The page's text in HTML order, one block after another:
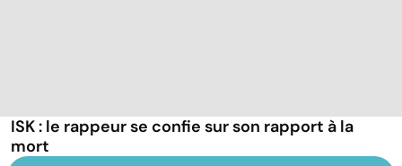
ISK : le rappeur se confie sur son rapport à la
mort